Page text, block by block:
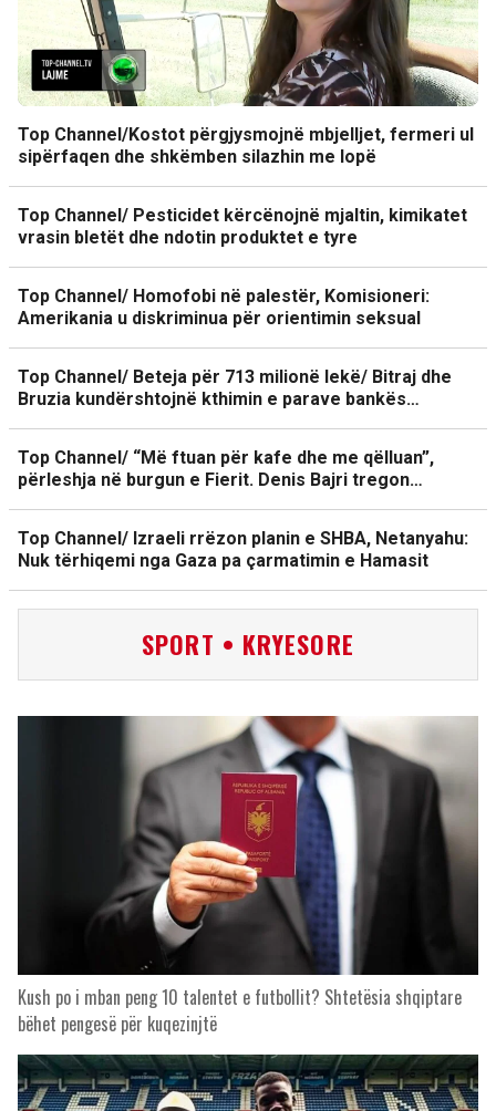
Top Channel/Kostot përgjysmojnë mbjelljet, fermeri ul
sipërfaqen dhe shkëmben silazhin me lopë
Top Channel/ Pesticidet kërcënojnë mjaltin, kimikatet
vrasin bletët dhe ndotin produktet e tyre
Top Channel/ Homofobi në palestër, Komisioneri:
Amerikania u diskriminua për orientimin seksual
Top Channel/ Beteja për 713 milionë lekë/ Bitraj dhe
Bruzia kundërshtojnë kthimin e parave bankës…
Top Channel/ “Më ftuan për kafe dhe me qëlluan”,
përleshja në burgun e Fierit. Denis Bajri tregon…
Top Channel/ Izraeli rrëzon planin e SHBA, Netanyahu:
Nuk tërhiqemi nga Gaza pa çarmatimin e Hamasit
SPORT • KRYESORE
Kush po i mban peng 10 talentet e futbollit? Shtetësia shqiptare
bëhet pengesë për kuqezinjtë